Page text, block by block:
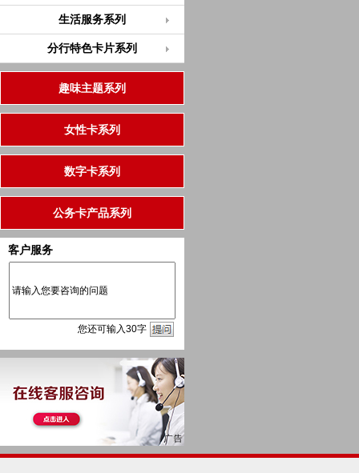
生活服务系列
分行特色卡片系列
趣味主题系列
女性卡系列
数字卡系列
公务卡产品系列
客户服务
您还可输入30字